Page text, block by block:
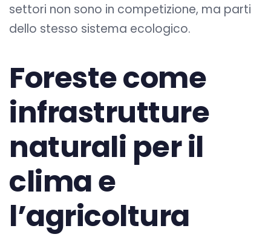
settori non sono in competizione, ma parti
dello stesso sistema ecologico.
Foreste come
infrastrutture
naturali per il
clima e
l’agricoltura